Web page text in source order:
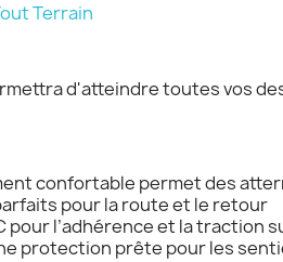
Terrain
d'atteindre toutes vos
confortable permet des
pour la route et le retour
pour l’adhérence et la traction
protection prête pour les